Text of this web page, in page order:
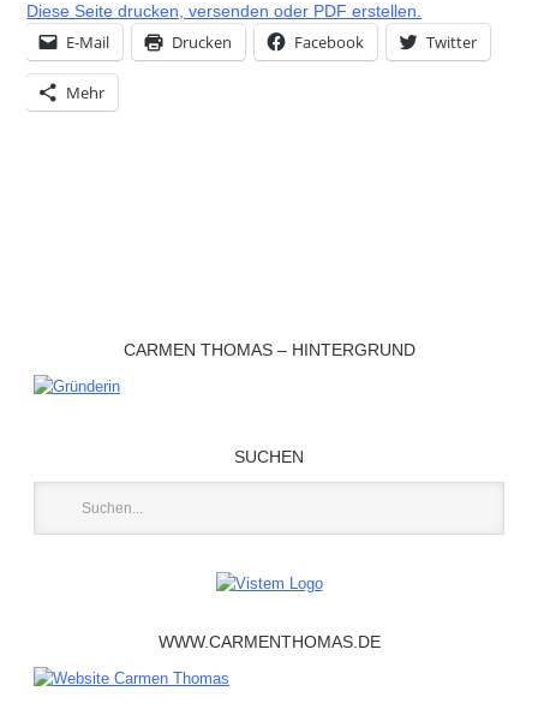
Diese Seite drucken, versenden oder PDF erstellen.
E-Mail Drucken Facebook Twitter
Mehr
CARMEN THOMAS – HINTERGRUND
SUCHEN
WWW.CARMENTHOMAS.DE